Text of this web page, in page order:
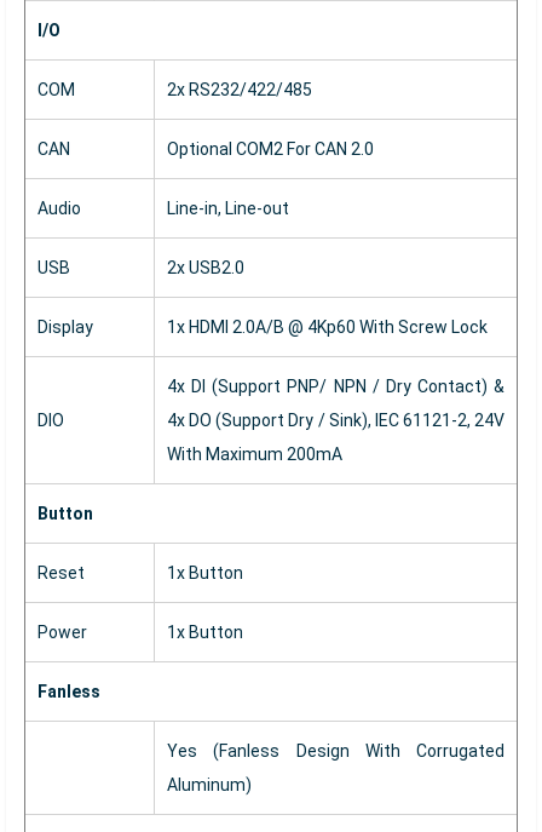
I/O
COM 2x RS232/422/485
CAN Optional COM2 For CAN 2.0
Audio Line-in, Line-out
USB 2x USB2.0
Display 1x HDMI 2.0A/B @ 4Kp60 With Screw Lock
DIO
4x DI (Support PNP/ NPN / Dry Contact) &
4x DO (Support Dry / Sink), IEC 61121-2, 24V
With Maximum 200mA
Button
Reset 1x Button
Power 1x Button
Fanless
Yes (Fanless Design With Corrugated
Aluminum)